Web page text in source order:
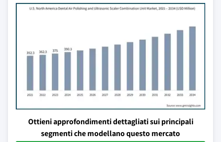
Ottieni approfondimenti dettagliati sui principali
segmenti che modellano questo mercato